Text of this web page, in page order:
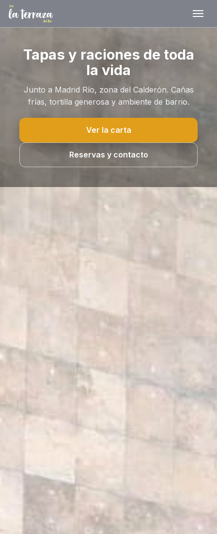
Tapas y raciones de toda
la vida
Junto a Madrid Río, zona del Calderón. Cañas
frías, tortilla generosa y ambiente de barrio.
Ver la carta
Reservas y contacto